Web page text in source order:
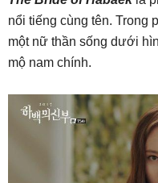
nổi tiếng cùng tên. Trong
một nữ thần sống dưới
mộ nam chính.